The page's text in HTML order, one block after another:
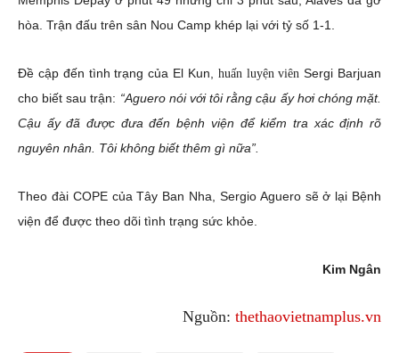
hòa. Trận đấu trên sân Nou Camp khép lại với tỷ số 1-1.
Đề cập đến tình trạng của El Kun, huấn luyện viênSergi Barjuan
cho biết sau trận: “Aguero nói với tôi rằng cậu ấy hơi chóng mặt.
Cậu ấy đã được đưa đến bệnh viện để kiểm tra xác định rõ
nguyên nhân. Tôi không biết thêm gì nữa”.
Theo đài COPE của Tây Ban Nha, Sergio Aguero sẽ ở lại Bệnh
viện để được theo dõi tình trạng sức khỏe.
Kim Ngân
Nguồn: thethaovietnamplus.vn